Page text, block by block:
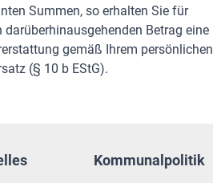
Summen, so erhalten Sie für
darüberhinausgehenden Betrag eine
gemäß Ihrem persönlichen
(§ 10 b EStG).
Kommunalpolitik